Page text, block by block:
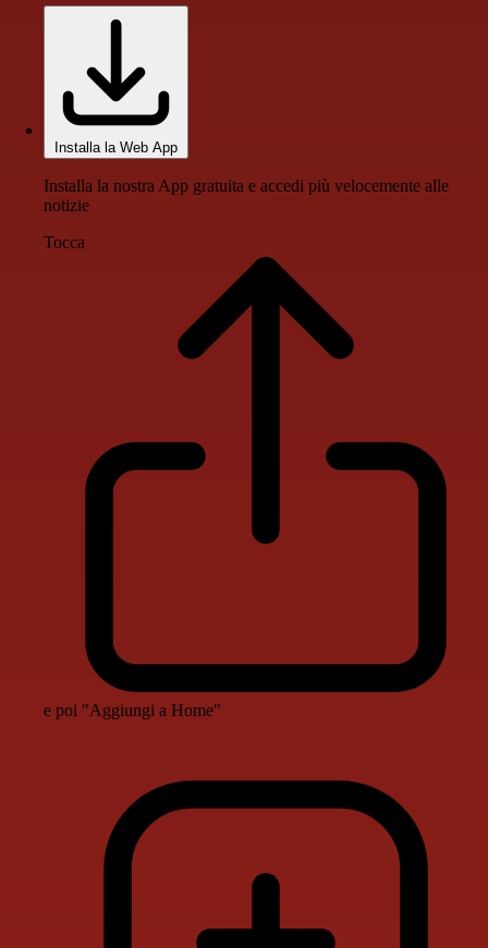
Installa la Web App
Installa la nostra App gratuita e accedi più velocemente alle
notizie
Tocca
e poi "Aggiungi a Home"